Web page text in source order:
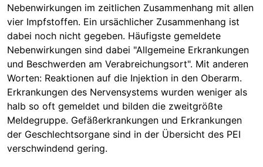
Nebenwirkungen im zeitlichen Zusammenhang mit allen
vier Impfstoffen. Ein ursächlicher Zusammenhang ist
dabei noch nicht gegeben. Häufigste gemeldete
Nebenwirkungen sind dabei "Allgemeine Erkrankungen
und Beschwerden am Verabreichungsort". Mit anderen
Worten: Reaktionen auf die Injektion in den Oberarm.
Erkrankungen des Nervensystems wurden weniger als
halb so oft gemeldet und bilden die zweitgrößte
Meldegruppe. Gefäßerkrankungen und Erkrankungen
der Geschlechtsorgane sind in der Übersicht des PEI
verschwindend gering.